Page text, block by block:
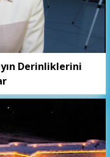
Derinliklerini